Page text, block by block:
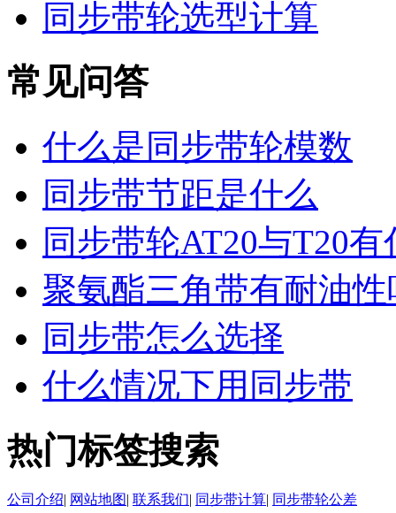
同步带轮选型计算
常见问答
什么是同步带轮模数
同步带节距是什么
同步带轮AT20与T20有
聚氨酯三角带有耐油性
同步带怎么选择
什么情况下用同步带
热门标签搜索
公司介绍| 网站地图| 联系我们| 同步带计算| 同步带轮公差